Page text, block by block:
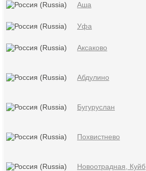
Аша
Уфа
Аксаково
Абдулино
Бугуруслан
Похвистнево
Новоотрадная, Куйб